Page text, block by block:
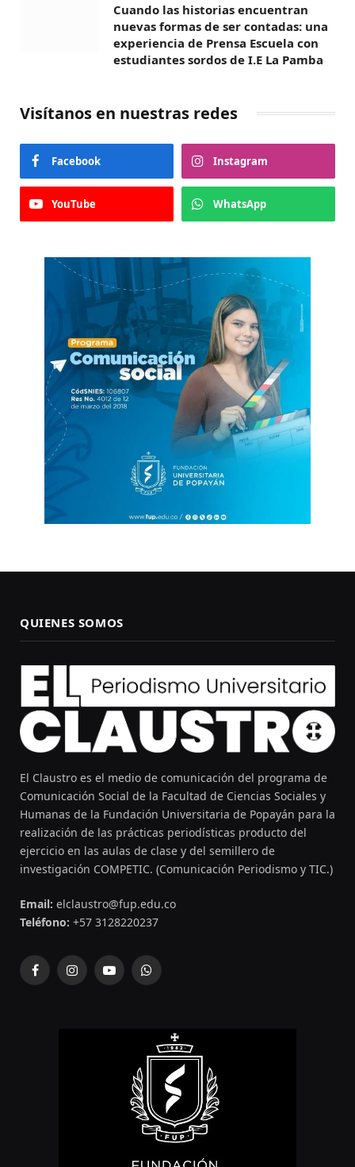
Cuando las historias encuentran
nuevas formas de ser contadas: una
experiencia de Prensa Escuela con
estudiantes sordos de I.E La Pamba
Visítanos en nuestras redes
Facebook Instagram
YouTube WhatsApp
QUIENES SOMOS
El Claustro es el medio de comunicación del programa de
Comunicación Social de la Facultad de Ciencias Sociales y
Humanas de la Fundación Universitaria de Popayán para la
realización de las prácticas periodísticas producto del
ejercicio en las aulas de clase y del semillero de
investigación COMPETIC. (Comunicación Periodismo y TIC.)
Email: elclaustro@fup.edu.co
Teléfono: +57 3128220237
FacebookInstagramYouTubeWhatsApp